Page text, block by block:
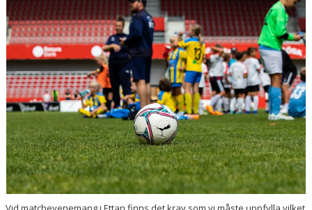
LOKALBOKNING
DOKUMENT/FILER
MEDLEMSKAP
ESKILS LOVFOTBOLL
BILJETTER
MEDLEMSFÖRMÅNER